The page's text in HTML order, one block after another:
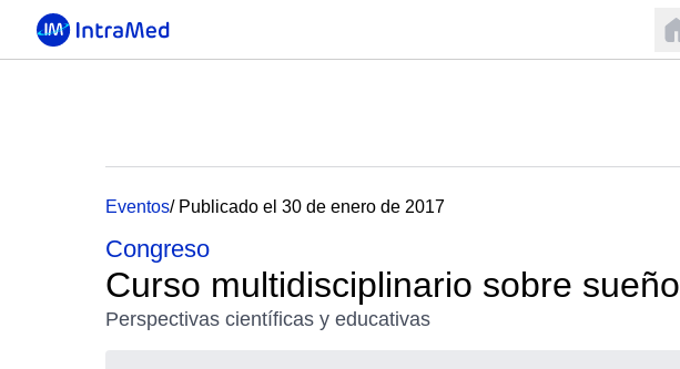
Eventos/ Publicado el 30 de enero de 2017
Congreso
Curso multidisciplinario sobre sueño
Perspectivas científicas y educativas